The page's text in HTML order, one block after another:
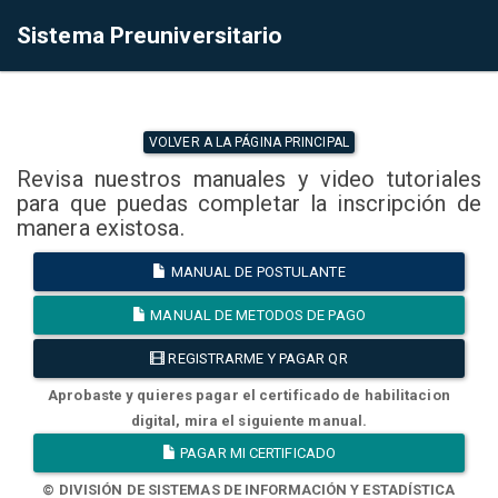
Sistema Preuniversitario
VOLVER A LA PÁGINA PRINCIPAL
Revisa nuestros manuales y video tutoriales
para que puedas completar la inscripción de
manera existosa.
MANUAL DE POSTULANTE
MANUAL DE METODOS DE PAGO
REGISTRARME Y PAGAR QR
Aprobaste y quieres pagar el certificado de habilitacion
digital, mira el siguiente manual.
PAGAR MI CERTIFICADO
© DIVISIÓN DE SISTEMAS DE INFORMACIÓN Y ESTADÍSTICA